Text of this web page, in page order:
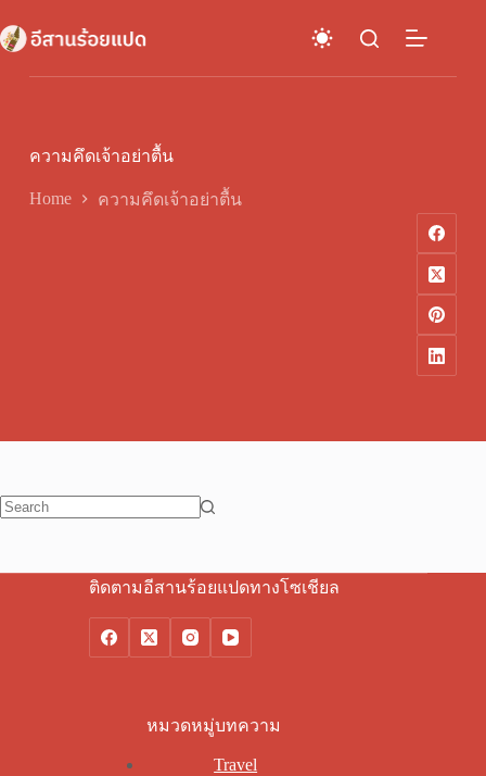
to
content
ความคึดเจ้าอย่าตื้น
Home ความคึดเจ้าอย่าตื้น
ติดตามอีสานร้อยแปดทางโซเชียล
หมวดหมู่บทความ
Travel